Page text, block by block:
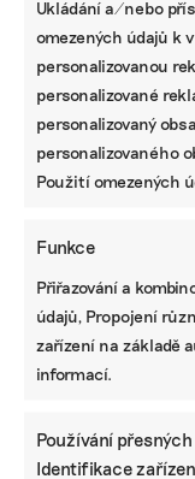
Ukládání a/nebo
omezených údajů k
personalizovanou
personalizované
personalizovaný
personalizovaného
Použití omezených
Funkce
Přiřazování a
údajů, Propojení
zařízení na základě
informací.
Používání
Identifikace